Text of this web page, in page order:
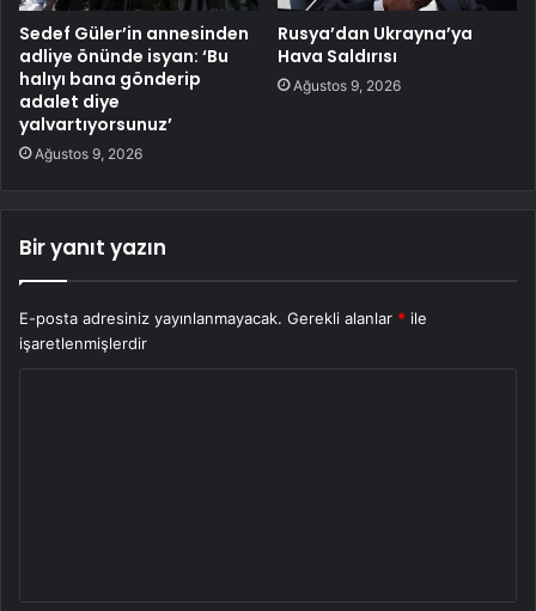
Sedef Güler’in annesinden
adliye önünde isyan: ‘Bu
halıyı bana gönderip
adalet diye
yalvartıyorsunuz’
Ağustos 9, 2026
Rusya’dan Ukrayna’ya
Hava Saldırısı
Ağustos 9, 2026
Bir yanıt yazın
E-posta adresiniz yayınlanmayacak. Gerekli alanlar * ile
işaretlenmişlerdir